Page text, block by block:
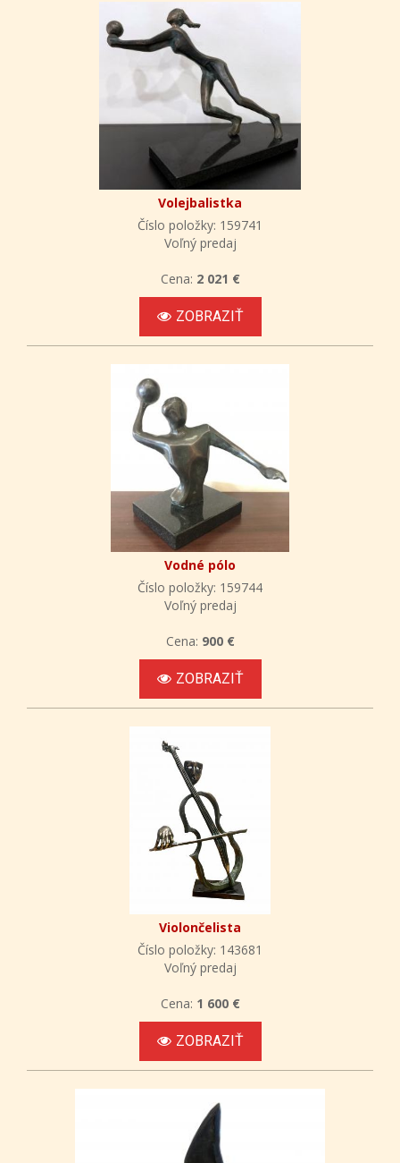
Volejbalistka
Číslo položky: 159741
Voľný predaj
Cena: 2 021 €
ZOBRAZIŤ
Vodné pólo
Číslo položky: 159744
Voľný predaj
Cena: 900 €
ZOBRAZIŤ
Violončelista
Číslo položky: 143681
Voľný predaj
Cena: 1 600 €
ZOBRAZIŤ